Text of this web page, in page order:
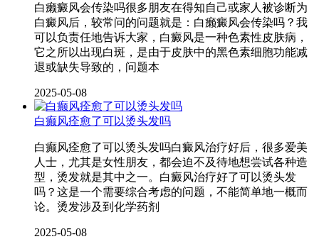
白癞癜风会传染吗很多朋友在得知自己或家人被诊断为
白癜风后，较常问的问题就是：白癞癜风会传染吗？我
可以负责任地告诉大家，白癜风是一种色素性皮肤病，
它之所以出现白斑，是由于皮肤中的黑色素细胞功能减
退或缺失导致的，问题本
2025-05-08
白癫风痊愈了可以烫头发吗
白癫风痊愈了可以烫头发吗白癜风治疗好后，很多爱美
人士，尤其是女性朋友，都会迫不及待地想尝试各种造
型，烫发就是其中之一。白癜风治疗好了可以烫头发
吗？这是一个需要综合考虑的问题，不能简单地一概而
论。烫发涉及到化学药剂
2025-05-08